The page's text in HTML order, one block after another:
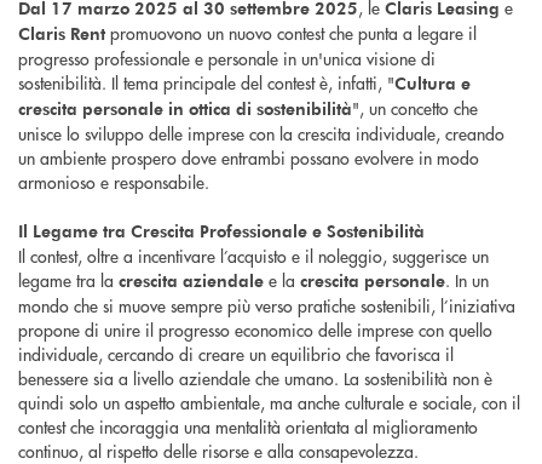
Dal 17 marzo 2025 al 30 settembre 2025, le Claris Leasing e
Claris Rent promuovono un nuovo contest che punta a legare il
progresso professionale e personale in un'unica visione di
sostenibilità. Il tema principale del contest è, infatti, "Cultura e
crescita personale in ottica di sostenibilità", un concetto che
unisce lo sviluppo delle imprese con la crescita individuale, creando
un ambiente prospero dove entrambi possano evolvere in modo
armonioso e responsabile.
Il Legame tra Crescita Professionale e Sostenibilità
Il contest, oltre a incentivare l’acquisto e il noleggio, suggerisce un
legame tra la crescita aziendale e la crescita personale. In un
mondo che si muove sempre più verso pratiche sostenibili, l’iniziativa
propone di unire il progresso economico delle imprese con quello
individuale, cercando di creare un equilibrio che favorisca il
benessere sia a livello aziendale che umano. La sostenibilità non è
quindi solo un aspetto ambientale, ma anche culturale e sociale, con il
contest che incoraggia una mentalità orientata al miglioramento
continuo, al rispetto delle risorse e alla consapevolezza.